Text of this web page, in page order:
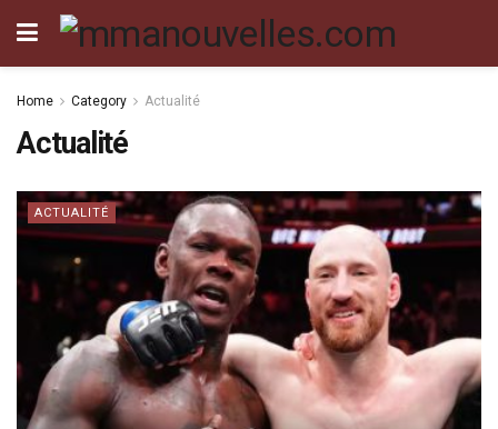
Home Category Actualité
Actualité
ACTUALITÉ